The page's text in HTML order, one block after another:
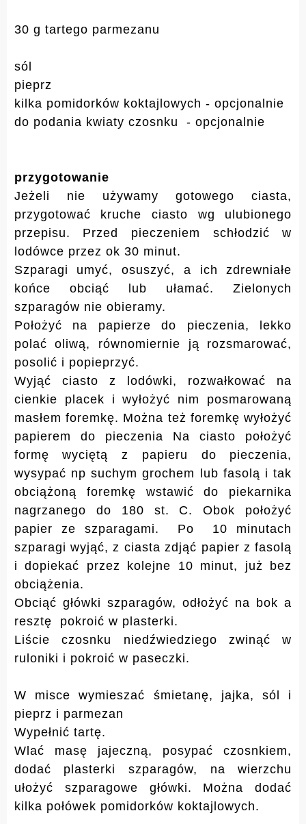
30 g tartego parmezanu
sól
pieprz
kilka pomidorków koktajlowych - opcjonalnie
do podania kwiaty czosnku - opcjonalnie
przygotowanie
Jeżeli nie używamy gotowego ciasta,
przygotować kruche ciasto wg ulubionego
przepisu. Przed pieczeniem schłodzić w
lodówce przez ok 30 minut.
Szparagi umyć, osuszyć, a ich zdrewniałe
końce obciąć lub ułamać. Zielonych
szparagów nie obieramy.
Położyć na papierze do pieczenia, lekko
polać oliwą, równomiernie ją rozsmarować,
posolić i popieprzyć.
Wyjąć ciasto z lodówki, rozwałkować na
cienkie placek i wyłożyć nim posmarowaną
masłem foremkę. Można też foremkę wyłożyć
papierem do pieczenia Na ciasto położyć
formę wyciętą z papieru do pieczenia,
wysypać np suchym grochem lub fasolą i tak
obciążoną foremkę wstawić do piekarnika
nagrzanego do 180 st. C. Obok położyć
papier ze szparagami. Po 10 minutach
szparagi wyjąć, z ciasta zdjąć papier z fasolą
i dopiekać przez kolejne 10 minut, już bez
obciążenia.
Obciąć główki szparagów, odłożyć na bok a
resztę pokroić w plasterki.
Liście czosnku niedźwiedziego zwinąć w
ruloniki i pokroić w paseczki.
W misce wymieszać śmietanę, jajka, sól i
pieprz i parmezan
Wypełnić tartę.
Wlać masę jajeczną, posypać czosnkiem,
dodać plasterki szparagów, na wierzchu
ułożyć szparagowe główki. Można dodać
kilka połówek pomidorków koktajlowych.